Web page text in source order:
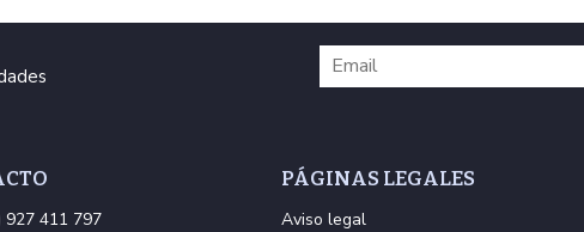
927 411 797
PÁGINAS LEGALES
Aviso legal